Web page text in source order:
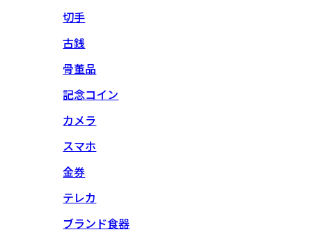
切手
古銭
骨董品
記念コイン
カメラ
スマホ
金券
テレカ
ブランド食器